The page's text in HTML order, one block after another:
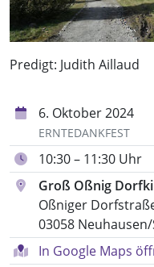
Predigt: Judith Aillaud
6. Oktober 2024
ERNTEDANKFEST
10:30 – 11:30 Uhr
Groß Oßnig
Oßniger
03058
In Google Maps